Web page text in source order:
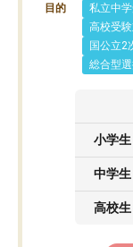
目的 私立中
高校受
国公立2
総合型
小学生
中学生
高校生